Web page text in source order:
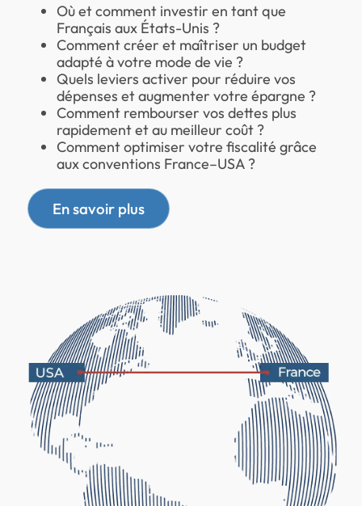
Où et comment investir en tant que
Français aux États-Unis ?
Comment créer et maîtriser un budget
adapté à votre mode de vie ?
Quels leviers activer pour réduire vos
dépenses et augmenter votre épargne ?
Comment rembourser vos dettes plus
rapidement et au meilleur coût ?
Comment optimiser votre fiscalité grâce
aux conventions France–USA ?
En savoir plus